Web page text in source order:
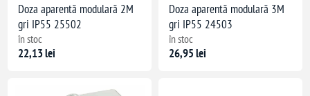
Doza aparentă modulară 2M
gri IP55 25502
în stoc
22,13 lei
Doza aparentă modulară 3M
gri IP55 24503
în stoc
26,95 lei